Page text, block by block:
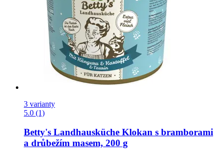
3 varianty
5.0 (1)
Betty's Landhausküche Klokan s bramborami
a drůbežím masem, 200 g